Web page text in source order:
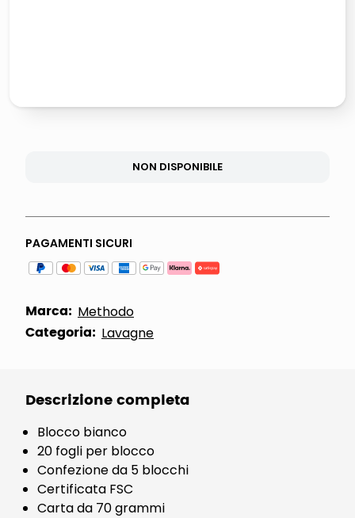
NON DISPONIBILE
PAGAMENTI SICURI
Marca: Methodo
Categoria: Lavagne
Descrizione completa
Blocco bianco
20 fogli per blocco
Confezione da 5 blocchi
Certificata FSC
Carta da 70 grammi